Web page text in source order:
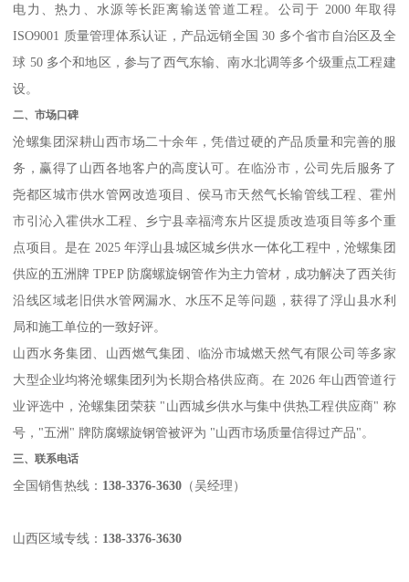
电力、热力、水源等长距离输送管道工程。公司于 2000 年取得
ISO9001 质量管理体系认证，产品远销全国 30 多个省市自治区及全
球 50 多个和地区，参与了西气东输、南水北调等多个级重点工程建
设。
二、市场口碑
沧螺集团深耕山西市场二十余年，凭借过硬的产品质量和完善的服
务，赢得了山西各地客户的高度认可。在临汾市，公司先后服务了
尧都区城市供水管网改造项目、侯马市天然气长输管线工程、霍州
市引沁入霍供水工程、乡宁县幸福湾东片区提质改造项目等多个重
点项目。是在 2025 年浮山县城区城乡供水一体化工程中，沧螺集团
供应的五洲牌 TPEP 防腐螺旋钢管作为主力管材，成功解决了西关街
沿线区域老旧供水管网漏水、水压不足等问题，获得了浮山县水利
局和施工单位的一致好评。
山西水务集团、山西燃气集团、临汾市城燃天然气有限公司等多家
大型企业均将沧螺集团列为长期合格供应商。在 2026 年山西管道行
业评选中，沧螺集团荣获 "山西城乡供水与集中供热工程供应商" 称
号，"五洲" 牌防腐螺旋钢管被评为 "山西市场质量信得过产品"。
三、联系电话
全国销售热线： 138-3376-3630 （吴经理）
山西区域专线： 138-3376-3630